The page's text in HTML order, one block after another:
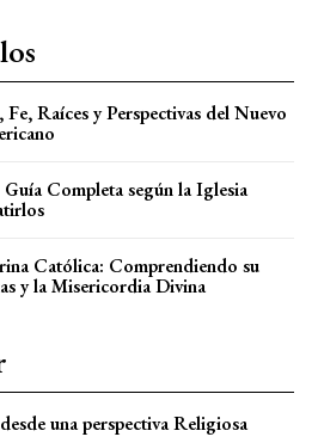
Raíces y Perspectivas del Nuevo
Completa según la Iglesia
Católica: Comprendiendo su
y la Misericordia Divina
una perspectiva Religiosa